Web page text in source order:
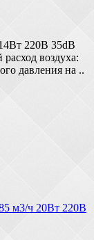
220В 35dB
воздуха:
давления на ..
м3/ч 20Вт 220В